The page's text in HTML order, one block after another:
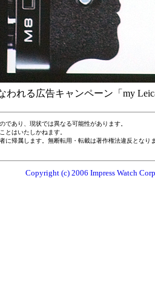
われる広告キャンペーン「my
であり、現状では異なる可能性があります。
とはいたしかねます。
に帰属します。無断転用・転載は著作権法違反とな
Copyright (c) 2006 Impress Watch